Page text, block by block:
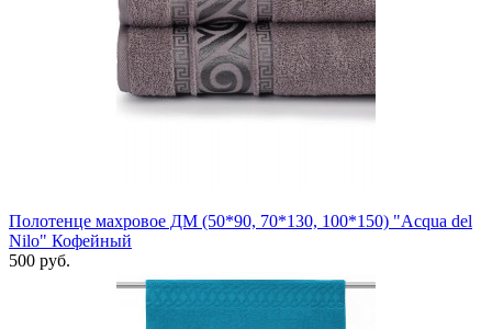
Полотенце махровое ДМ (50*90, 70*130, 100*150) "Acqua del
Nilo" Кофейный
500 руб.